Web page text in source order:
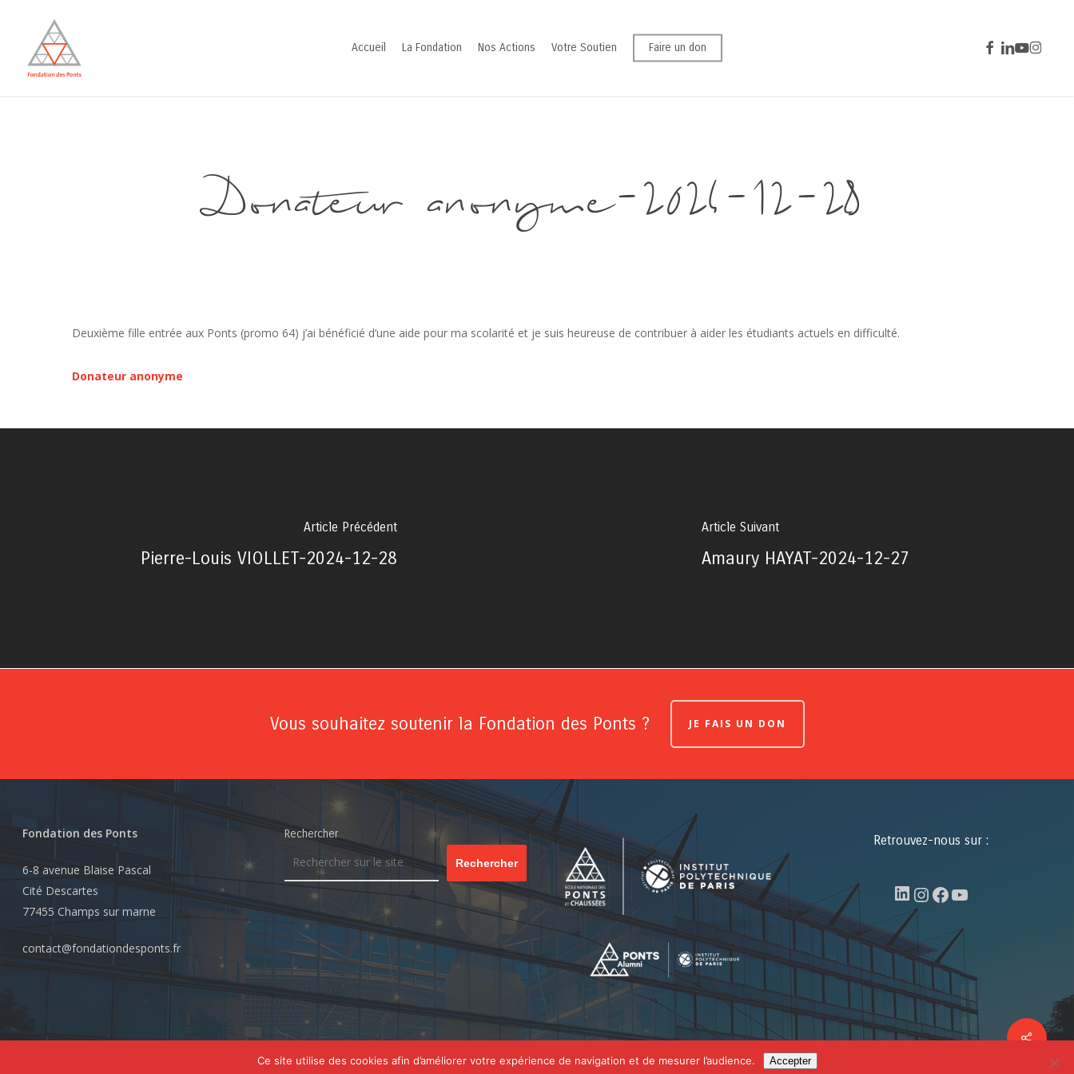
content
Accueil La Fondation Nos Actions Votre Soutien Faire un don facebook
linkedin
youtubeinstagram
Donateur anonyme-2024-12-28
Deuxième fille entrée aux Ponts (promo 64) j’ai bénéficié d’une aide pour ma scolarité et je suis heureuse de contribuer à aider les étudiants actuels en difficulté.
Donateur anonyme
Article Précédent
Pierre-Louis VIOLLET-2024-12-28
Article Suivant
Amaury HAYAT-2024-12-27
Share
Vous souhaitez soutenir la Fondation des Ponts ? JE FAIS UN DON
Fondation des Ponts
6-8 avenue Blaise Pascal
Cité Descartes
77455 Champs sur marne
contact@fondationdesponts.fr
Rechercher
Rechercher
Retrouvez-nous sur :
LinkedIn
Instagram
Facebook
Ce site utilise des cookies afin d’améliorer votre expérience de navigation et de mesurer l’audience. Accepter